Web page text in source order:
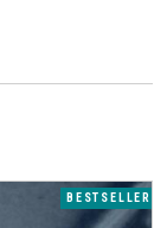
BESTSELLER